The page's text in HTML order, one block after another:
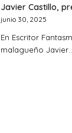
Javier Castillo,
junio 30, 2025
En Escritor
malagueño Javier…